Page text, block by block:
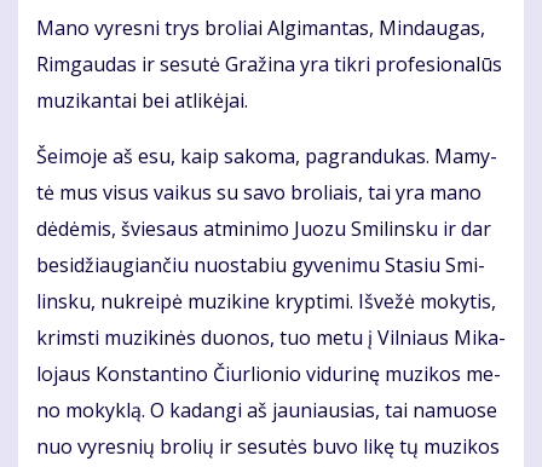
Ma­no vy­res­ni trys bro­liai Al­gi­man­tas, Min­dau­gas,
Rim­gau­das ir se­su­tė Gra­ži­na yra tik­ri pro­fe­sio­na­lūs
mu­zi­kan­tai bei at­li­kė­jai.
Šei­mo­je aš esu, kaip sa­ko­ma, pa­gran­du­kas. Ma­my­
tė mus vi­sus vai­kus su sa­vo bro­liais, tai yra ma­no
dė­dė­mis, švie­saus at­mi­ni­mo Juo­zu Smi­lins­ku ir dar
be­si­džiau­gian­čiu nuo­sta­biu gy­ve­ni­mu Sta­siu Smi­
lins­ku, nu­krei­pė mu­zi­ki­ne kryp­ti­mi. Iš­ve­žė mo­ky­tis,
krims­ti mu­zi­ki­nės duo­nos, tuo me­tu į Vil­niaus Mi­ka­
lo­jaus Kon­stan­ti­no Čiur­lio­nio vi­du­ri­nę mu­zi­kos me­
no mo­kyk­lą. O ka­dan­gi aš jau­niau­sias, tai na­muo­se
nuo vy­res­nių bro­lių ir se­su­tės bu­vo li­kę tų mu­zi­kos